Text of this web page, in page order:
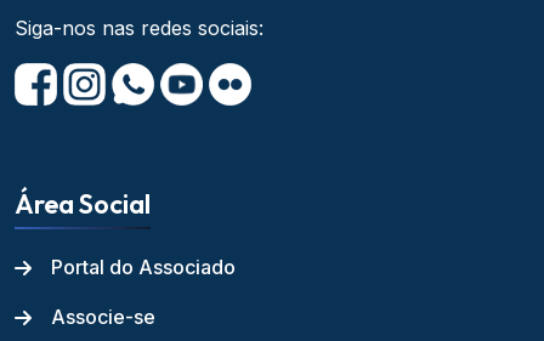
Siga-nos nas redes sociais:
Área Social
Portal do Associado
Associe-se